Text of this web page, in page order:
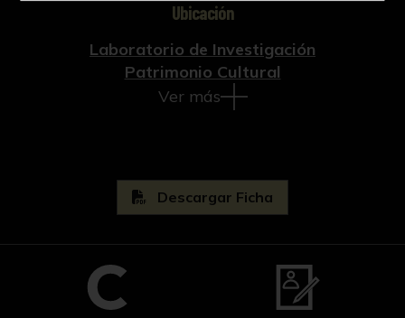
Ubicación
Laboratorio de Investigación
Patrimonio Cultural
Ver más
Descargar Ficha